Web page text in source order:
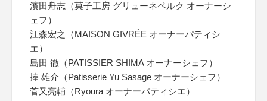
濱田舟志（菓子工房 グリューネベルク オーナーシ
ェフ）
江森宏之（MAISON GIVRÉE オーナーパティシ
エ）
島田 徹（PATISSIER SHIMA オーナーシェフ）
捧 雄介（Patisserie Yu Sasage オーナーシェフ）
菅又亮輔（Ryoura オーナーパティシエ）